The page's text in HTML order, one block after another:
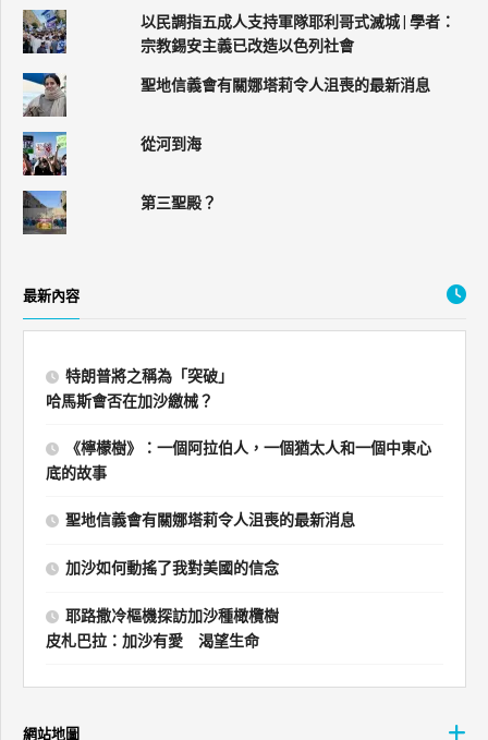
以民調指五成人支持軍隊耶利哥式滅城 | 學者：
宗教錫安主義已改造以色列社會
聖地信義會有關娜塔莉令人沮喪的最新消息
從河到海
第三聖殿？
最新內容
特朗普將之稱為「突破」
哈馬斯會否在加沙繳械？
《檸檬樹》：一個阿拉伯人，一個猶太人和一個中東心
底的故事
聖地信義會有關娜塔莉令人沮喪的最新消息
加沙如何動搖了我對美國的信念
耶路撒冷樞機探訪加沙種橄欖樹
皮札巴拉：加沙有愛 渴望生命
網站地圖